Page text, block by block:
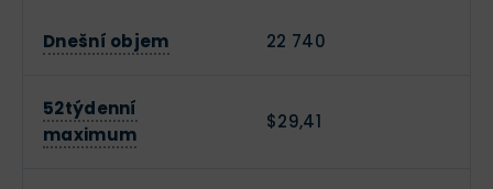
Dnešní objem 22 740
52týdenní
maximum
$29,41